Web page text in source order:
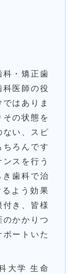
科・矯正歯
科医師の役
はありま
の状態を
ない、スピ
ろんです
スを行う
歯科で治
よう効果
き、皆様
かかりつ
ートいた
大学 生命